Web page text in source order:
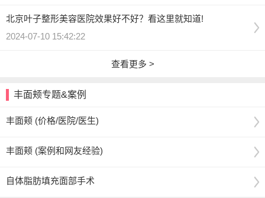
北京叶子整形美容医院效果好不好？看这里就知道!
2024-07-10 15:42:22
查看更多 >
丰面颊专题&案例
丰面颊 (价格/医院/医生)
丰面颊 (案例和网友经验)
自体脂肪填充面部手术